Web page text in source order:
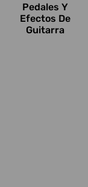
Pedales Y
Efectos De
Guitarra